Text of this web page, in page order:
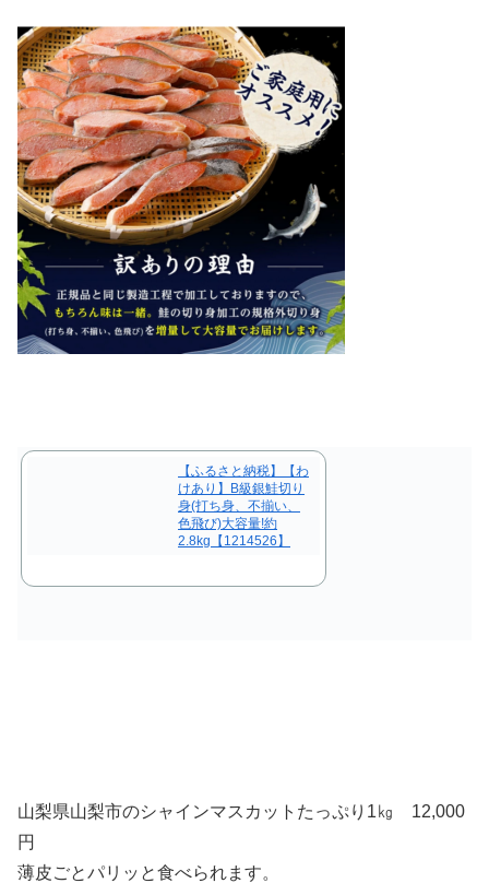
【ふるさと納税】【わ
けあり】B級銀鮭切り
身(打ち身、不揃い、
色飛び)大容量!約
2.8kg【1214526】
山梨県山梨市のシャインマスカットたっぷり1㎏ 12,000
円
薄皮ごとパリッと食べられます。